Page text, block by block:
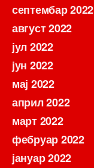
септембар 2022
август 2022
јул 2022
јун 2022
мај 2022
април 2022
март 2022
фебруар 2022
јануар 2022